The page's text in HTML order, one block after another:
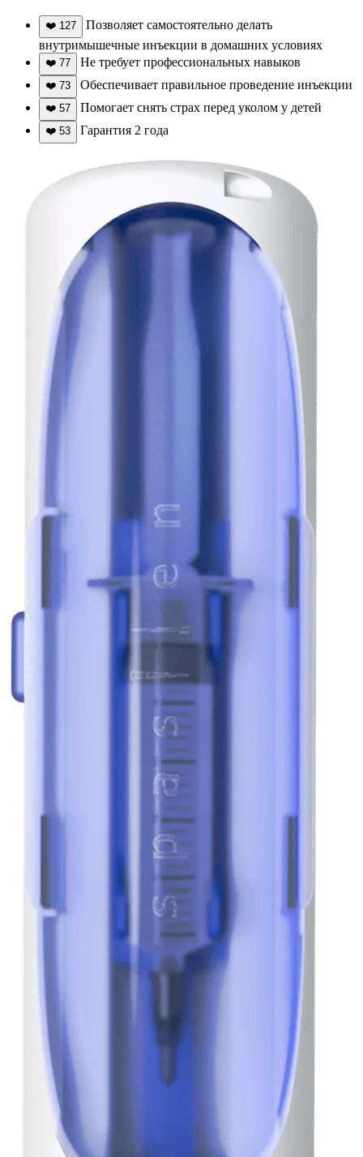
❤️ 127
Позволяет самостоятельно делать
внутримышечные инъекции в домашних условиях
❤️ 77 Не требует профессиональных навыков
❤️ 73 Обеспечивает правильное проведение инъекции
❤️ 57 Помогает снять страх перед уколом у детей
❤️ 53 Гарантия 2 года